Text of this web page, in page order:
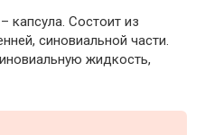
капсула. Состоит из
синовиальной части.
жидкость,